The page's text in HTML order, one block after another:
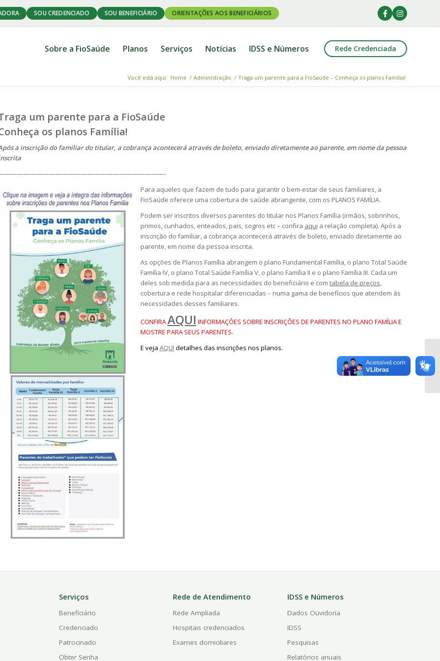
SOU CREDENCIADO SOU BENEFICIÁRIO ORIENTAÇÕES AOS BENEFICIÁRIOS
Sobre a FioSaúde Planos Serviços Notícias IDSS e Números Rede Credenciada
Você está aqui: Home / Administração / Traga um parente para a FioSaúde – Conheça os planos Família!
um parente para a FioSaúde
os planos Família!
a inscrição do familiar do titular, a cobrança acontecerá através de boleto, enviado diretamente ao parente, em nome da pessoa
Para aqueles que fazem de tudo para garantir o bem-estar de seus familiares, a
FioSaúde oferece uma cobertura de saúde abrangente, com os PLANOS FAMÍLIA.
Podem ser inscritos diversos parentes do titular nos Planos Família (irmãos, sobrinhos,
primos, cunhados, enteados, pais, sogros etc – confira aqui a relação completa). Após a
inscrição do familiar, a cobrança acontecerá através de boleto, enviado diretamente ao
parente, em nome da pessoa inscrita.
As opções de Planos Família abrangem o plano Fundamental Família, o plano Total Saúde
Família IV, o plano Total Saúde Família V, o plano Família II e o plano Família III. Cada um
deles sob medida para as necessidades do beneficiário e com tabela de preços,
cobertura e rede hospitalar diferenciadas – numa gama de benefícios que atendem às
necessidades desses familiares.
CONFIRAAQUI INFORMAÇÕES SOBRE INSCRIÇÕES DE PARENTES NO PLANO FAMÍLIA E
MOSTRE PARA SEUS PARENTES.
E veja AQUI detalhes das inscrições nos planos.
Serviços
Beneficiário
Credenciado
Patrocinado
Obter Senha
Rede de Atendimento
Rede Ampliada
Hospitais credenciados
Exames domiciliares
IDSS e Números
Dados Ouvidoria
IDSS
Pesquisas
Relatórios anuais